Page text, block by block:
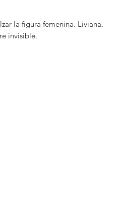
la figura femenina. Liviana.
invisible.